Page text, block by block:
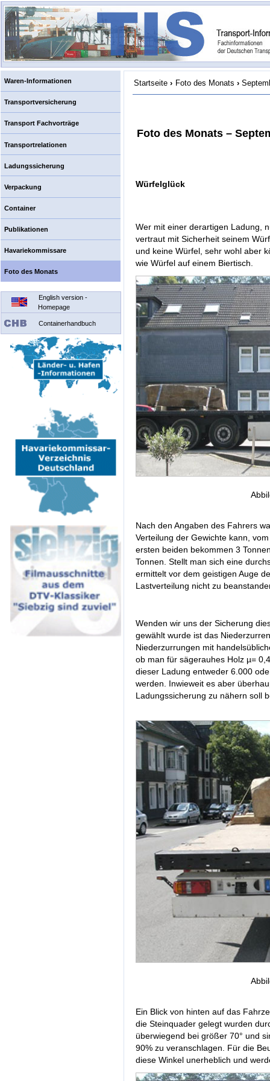
Waren-Informationen
Transportversicherung
Transport Fachvorträge
Transportrelationen
Ladungssicherung
Verpackung
Container
Publikationen
Havariekommissare
Foto des Monats
English version -
Homepage
Containerhandbuch
Startseite › Foto des Monats ›
Foto des Monats –
Würfelglück
Wer mit einer derartigen Ladung,
vertraut mit Sicherheit seinem
und keine Würfel, sehr wohl aber
wie Würfel auf einem Biertisch.
Nach den Angaben des Fahrers
Verteilung der Gewichte kann,
ersten beiden bekommen 3
Tonnen. Stellt man sich eine
ermittelt vor dem geistigen Auge
Lastverteilung nicht zu
Wenden wir uns der Sicherung
gewählt wurde ist das
Niederzurrungen mit
ob man für sägerauhes Holz µ=
dieser Ladung entweder 6.000
werden. Inwieweit es aber
Ladungssicherung zu nähern soll
Ein Blick von hinten auf das
die Steinquader gelegt wurden
überwiegend bei größer 70° und
90% zu veranschlagen. Für die
diese Winkel unerheblich und